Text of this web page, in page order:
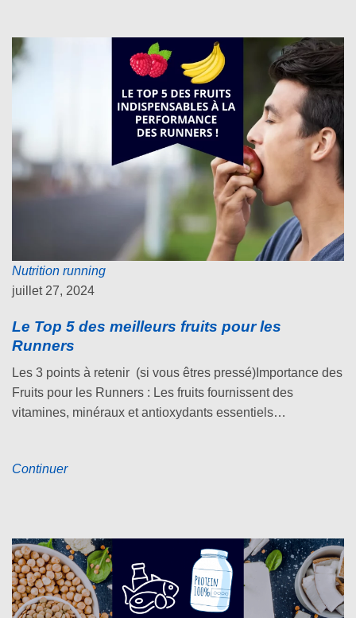
Nutrition running
juillet 27, 2024
Le Top 5 des meilleurs fruits pour les
Runners
Les 3 points à retenir (si vous êtres pressé)Importance des
Fruits pour les Runners : Les fruits fournissent des
vitamines, minéraux et antioxydants essentiels…
Continuer